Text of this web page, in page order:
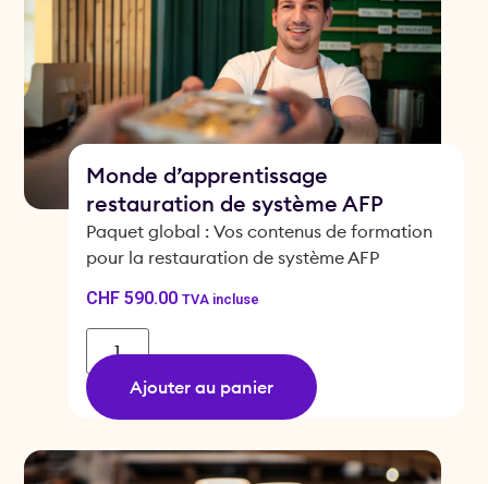
Monde d’apprentissage
restauration de système AFP
Paquet global : Vos contenus de formation
pour la restauration de système AFP
CHF590.00 TVA incluse
Ajouter au panier